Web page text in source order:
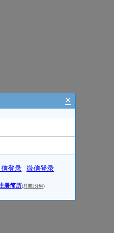
×
登录 微信登录
册简历(只需1分钟)